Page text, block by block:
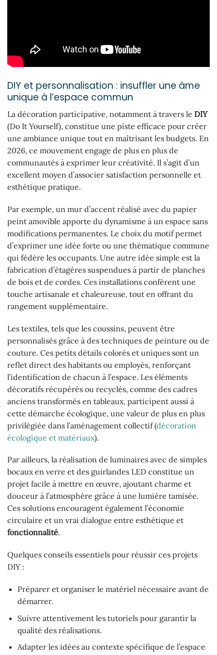
DIY et personnalisation : insuffler une âme
unique à l’espace commun
La décoration participative, notamment à travers le DIY
(Do It Yourself), constitue une piste efficace pour créer
une ambiance unique tout en maîtrisant les budgets. En
2026, ce mouvement engage de plus en plus de
communautés à exprimer leur créativité. Il s’agit d’un
excellent moyen d’associer satisfaction personnelle et
esthétique pratique.
Par exemple, un mur d’accent réalisé avec du papier
peint amovible apporte du dynamisme à un espace sans
modifications permanentes. Le choix du motif permet
d’exprimer une idée forte ou une thématique commune
qui fédère les occupants. Une autre idée simple est la
fabrication d’étagères suspendues à partir de planches
de bois et de cordes. Ces installations confèrent une
touche artisanale et chaleureuse, tout en offrant du
rangement supplémentaire.
Les textiles, tels que les coussins, peuvent être
personnalisés grâce à des techniques de peinture ou de
couture. Ces petits détails colorés et uniques sont un
reflet direct des habitants ou employés, renforçant
l’identification de chacun à l’espace. Les éléments
décoratifs récupérés ou recyclés, comme des cadres
anciens transformés en tableaux, participent aussi à
cette démarche écologique, une valeur de plus en plus
privilégiée dans l’aménagement collectif (décoration
écologique et matériaux).
Par ailleurs, la réalisation de luminaires avec de simples
bocaux en verre et des guirlandes LED constitue un
projet facile à mettre en œuvre, ajoutant charme et
douceur à l’atmosphère grâce à une lumière tamisée.
Ces solutions encouragent également l’économie
circulaire et un vrai dialogue entre esthétique et
fonctionnalité.
Quelques conseils essentiels pour réussir ces projets
DIY :
Préparer et organiser le matériel nécessaire avant de
démarrer.
Suivre attentivement les tutoriels pour garantir la
qualité des réalisations.
Adapter les idées au contexte spécifique de l’espace